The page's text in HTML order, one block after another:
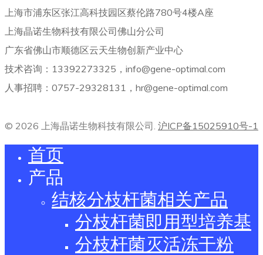
上海市浦东区张江高科技园区蔡伦路780号4楼A座
上海晶诺生物科技有限公司佛山分公司
广东省佛山市顺德区云天生物创新产业中心
技术咨询：13392273325，info@gene-optimal.com
人事招聘：0757-29328131，hr@gene-optimal.com
© 2026 上海晶诺生物科技有限公司. 沪ICP备15025910号-1
首页
产品
结核分枝杆菌相关产品
分枝杆菌即用型培养基
分枝杆菌灭活冻干粉